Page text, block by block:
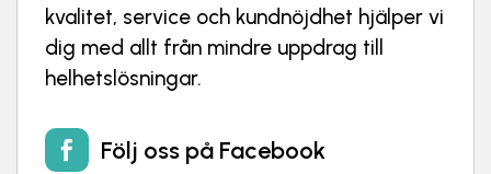
kvalitet, service och kundnöjdhet hjälper vi
dig med allt från mindre uppdrag till
helhetslösningar.
 Följ oss på Facebook